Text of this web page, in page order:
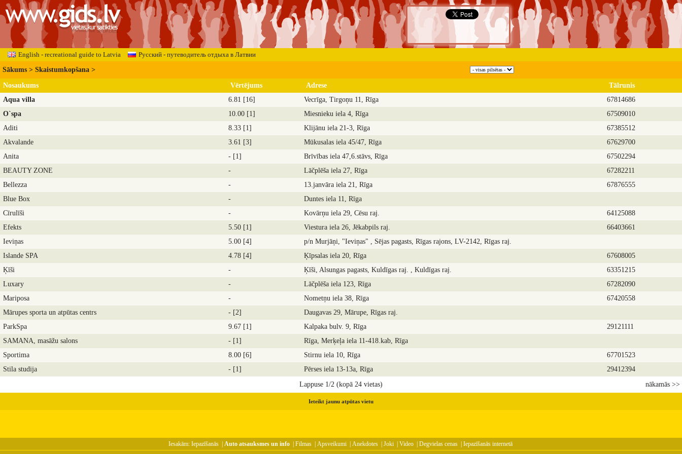
English - recreational guide to Latvia Русский - путеводитель отдыха в Латвии
Sākums > Skaistumkopšana >
Nosaukums Vērtējums Adrese
Tālrunis
Aqua villa
6.81 [16] Vecrīga, Tirgoņu 11, Rīga
67814686
O`spa
10.00 [1] Miesnieku iela 4, Rīga
67509010
Aditi
8.33 [1] Klijānu iela 21-3, Rīga
67385512
Akvalande
3.61 [3] Mūkusalas iela 45/47, Rīga
67629700
Anita
- [1] Brīvības iela 47,6.stāvs, Rīga
67502294
BEAUTY ZONE
- Lāčplēša iela 27, Rīga
67282211
Bellezza
- 13.janvāra iela 21, Rīga
67876555
Blue Box
-
Duntes iela 11, Rīga
Cīrulīši
- Kovārņu iela 29, Cēsu raj.
64125088
Efekts
5.50 [1] Viestura iela 26, Jēkabpils raj.
66403661
Ieviņas
5.00 [4]
p/n Murjāņi, "Ieviņas" , Sējas pagasts, Rīgas rajons, LV-2142, Rīgas raj.
Islande SPA
4.78 [4] Ķīpsalas iela 20, Rīga
67608005
Ķīši
- Ķīši, Alsungas pagasts, Kuldīgas raj. , Kuldīgas raj.
63351215
Luxary
- Lāčplēša iela 123, Rīga
67282090
Mariposa
- Nometņu iela 38, Rīga
67420558
Mārupes sporta un atpūtas centrs
- [2]
Daugavas 29, Mārupe, Rīgas raj.
ParkSpa
9.67 [1] Kalpaka bulv. 9, Rīga
29121111
SAMANA, masāžu salons
- [1]
Rīga, Merķeļa iela 11-418.kab, Rīga
Sportima
8.00 [6] Stirnu iela 10, Rīga
67701523
Stila studija
- [1] Pērses iela 13-13a, Rīga
29412394
Lappuse 1/2 (kopā 24 vietas)
nākamās >>
Ieteikt jaunu atpūtas vietu
Iesakām: Iepazīšanās| Auto atsauksmes un info| Filmas| Apsveikumi| Anekdotes| Joki| Video| Degvielas cenas| Iepazīšanās internetā